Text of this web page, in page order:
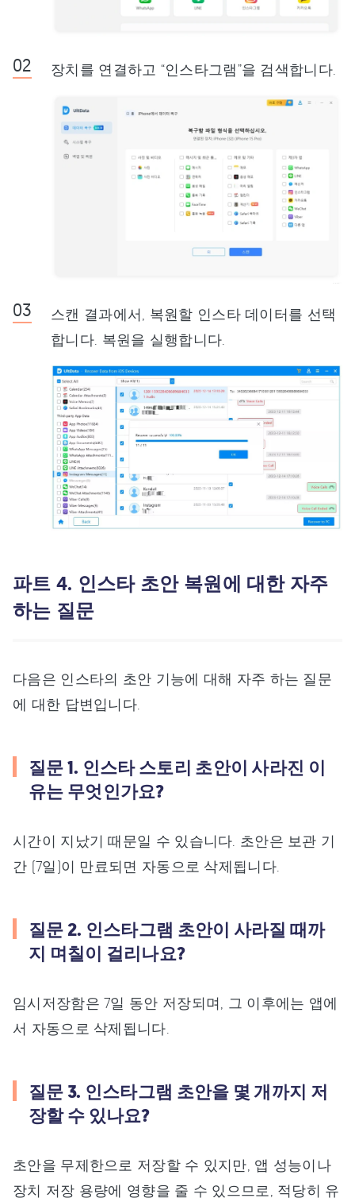
장치를 연결하고 “인스타그램”을 검색합니다.
스캔 결과에서, 복원할 인스타 데이터를 선택
합니다. 복원을 실행합니다.
파트 4. 인스타 초안 복원에 대한 자주
하는 질문
다음은 인스타의 초안 기능에 대해 자주 하는 질문
에 대한 답변입니다.
질문 1. 인스타 스토리 초안이 사라진 이
유는 무엇인가요?
시간이 지났기 때문일 수 있습니다. 초안은 보관 기
간 (7일)이 만료되면 자동으로 삭제됩니다.
질문 2. 인스타그램 초안이 사라질 때까
지 며칠이 걸리나요?
임시저장함은 7일 동안 저장되며, 그 이후에는 앱에
서 자동으로 삭제됩니다.
질문 3. 인스타그램 초안을 몇 개까지 저
장할 수 있나요?
초안을 무제한으로 저장할 수 있지만, 앱 성능이나
장치 저장 용량에 영향을 줄 수 있으므로, 적당히 유